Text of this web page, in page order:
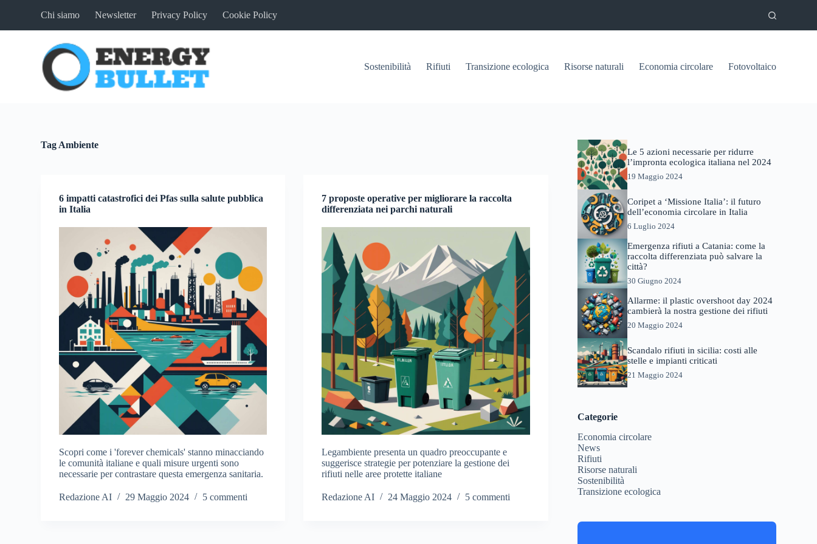
l
Chi siamo Newsletter Privacy Policy Cookie Policy
Sostenibilità Rifiuti Transizione ecologica Risorse naturali Economia circolare Fotovoltaico
Tag Ambiente
6 impatti catastrofici dei Pfas sulla salute pubblica
in Italia
Scopri come i 'forever chemicals' stanno minacciando
le comunità italiane e quali misure urgenti sono
necessarie per contrastare questa emergenza sanitaria.
Redazione AI 29 Maggio 2024 5 commenti
7 proposte operative per migliorare la raccolta
differenziata nei parchi naturali
Legambiente presenta un quadro preoccupante e
suggerisce strategie per potenziare la gestione dei
rifiuti nelle aree protette italiane
Redazione AI 24 Maggio 2024 5 commenti
Le 5 azioni necessarie per ridurre
l’impronta ecologica italiana nel 2024
19 Maggio 2024
Coripet a ‘Missione Italia’: il futuro
dell’economia circolare in Italia
6 Luglio 2024
Emergenza rifiuti a Catania: come la
raccolta differenziata può salvare la
città?
30 Giugno 2024
Allarme: il plastic overshoot day 2024
cambierà la nostra gestione dei rifiuti
20 Maggio 2024
Scandalo rifiuti in sicilia: costi alle
stelle e impianti criticati
21 Maggio 2024
Categorie
Economia circolare
News
Rifiuti
Risorse naturali
Sostenibilità
Transizione ecologica